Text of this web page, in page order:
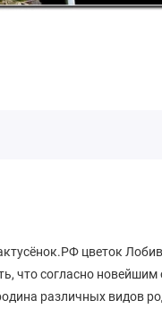
цветок
что согласно
различных видов